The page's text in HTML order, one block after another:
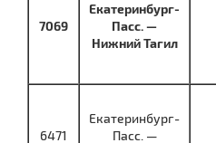
7069
Екатеринбург-
Пасс. —
Нижний Тагил
6471
Екатеринбург-
Пасс. —